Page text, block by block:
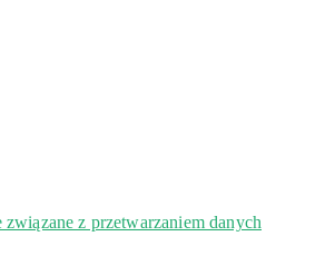
z przetwarzaniem danych